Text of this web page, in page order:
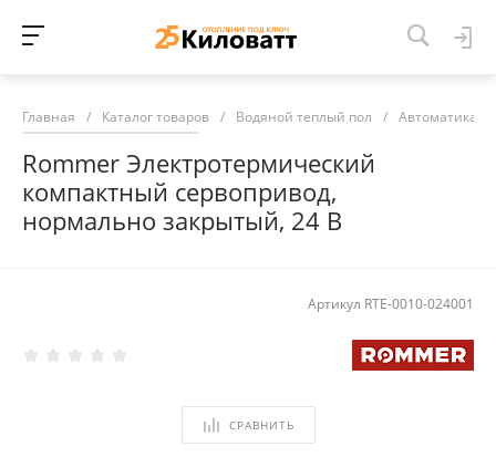
Главная / Каталог товаров / Водяной теплый пол / Автоматика
Rommer Электротермический
компактный сервопривод,
нормально закрытый, 24 В
Артикул RTE-0010-024001
СРАВНИТЬ